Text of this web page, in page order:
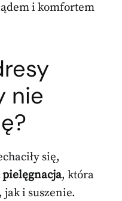
i komfortem
nie
się,
, która
i suszenie.